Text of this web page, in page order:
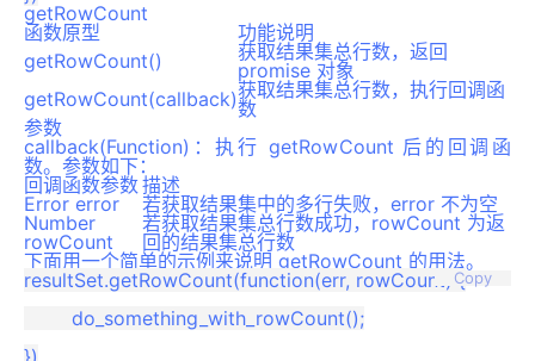
getRowCount
函数原型
功能说明
getRowCount()
获取结果集总行数，返回
promise 对象
getRowCount(callback)获取结果集总行数，执行回调函
数
参数
callback(Function)：执行 getRowCount 后的回调函
数。参数如下：
回调函数参数描述
Error error
若获取结果集中的多行失败，error 不为空
Number
rowCount
若获取结果集总行数成功，rowCount 为返
回的结果集总行数
下面用一个简单的示例来说明 getRowCount 的用法。
Copy
resultSet.getRowCount(function(err, rowCount) {